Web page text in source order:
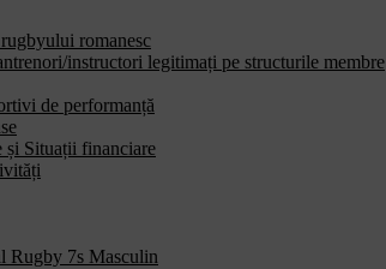
romanesc
instructori legitimați pe structurile membre
de performanță
și Situații financiare
Rugby 7s Masculin